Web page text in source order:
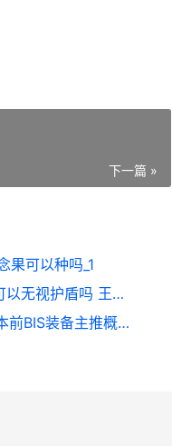
下一篇 »
果可以种吗_1
《王者荣耀荣耀》真正伤害可以无视护盾吗 王者荣耀荣耀印记怎么得到
《魔兽世界》plusP2防骑团本前BIS装备主推概括 魔兽世界plus版本玩什么职业好